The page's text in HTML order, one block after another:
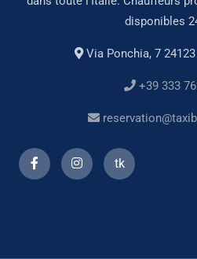
disponibles
Via Ponchia, 7 24123
+39 333
tk